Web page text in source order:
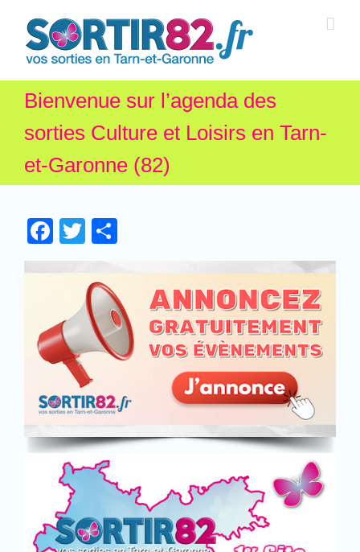
Bienvenue sur l’agenda des
sorties Culture et Loisirs en Tarn-
et-Garonne (82)
Facebook
Twitter